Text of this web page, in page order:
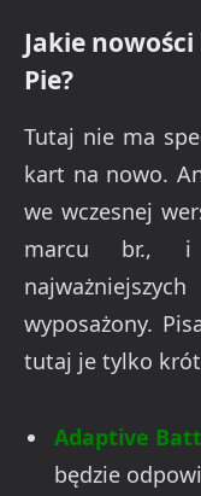
Jakie
Pie?
Tutaj nie ma
kart na nowo.
we wczesnej
marcu br.,
wyposażony.
tutaj je tylko
Adaptive
będzie